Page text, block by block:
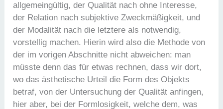
allgemeingültig, der Qualität nach ohne Interesse,
der Relation nach subjektive Zweckmäßigkeit, und
der Modalität nach die letztere als notwendig,
vorstellig machen. Hierin wird also die Methode von
der im vorigen Abschnitte nicht abweichen: man
müsste denn das für etwas rechnen, dass wir dort,
wo das ästhetische Urteil die Form des Objekts
betraf, von der Untersuchung der Qualität anfingen,
hier aber, bei der Formlosigkeit, welche dem, was